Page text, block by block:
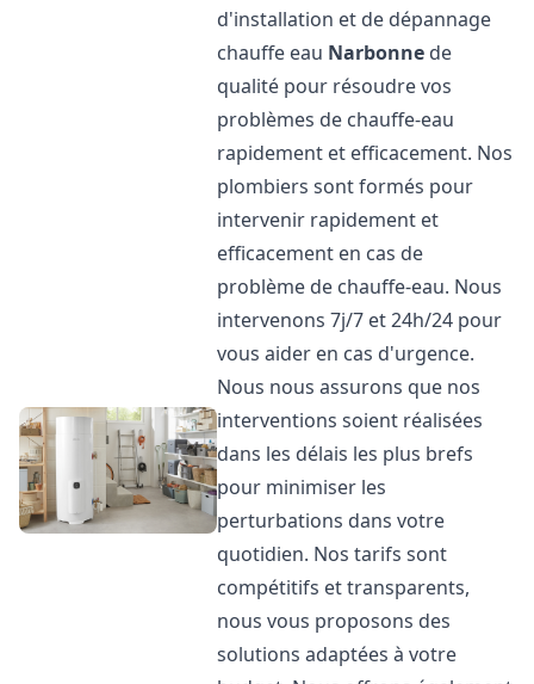
d'installation et de dépannage
chauffe eau Narbonne de
qualité pour résoudre vos
problèmes de chauffe-eau
rapidement et efficacement. Nos
plombiers sont formés pour
intervenir rapidement et
efficacement en cas de
problème de chauffe-eau. Nous
intervenons 7j/7 et 24h/24 pour
vous aider en cas d'urgence.
Nous nous assurons que nos
interventions soient réalisées
dans les délais les plus brefs
pour minimiser les
perturbations dans votre
quotidien. Nos tarifs sont
compétitifs et transparents,
nous vous proposons des
solutions adaptées à votre